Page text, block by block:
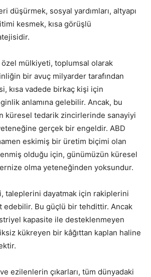
düşürmek, sosyal yardımları, altyapı
kesmek, kısa görüşlü
özel mülkiyeti, toplumsal olarak
bir avuç milyarder tarafından
kısa vadede birkaç kişi için
anlamına gelebilir. Ancak, bu
küresel tedarik zincirlerinde sanayiyi
gerçek bir engeldir. ABD
eskimiş bir üretim biçimi olan
olduğu için, günümüzün küresel
olma yeteneğinden yoksundur.
taleplerini dayatmak için rakiplerini
edebilir. Bu güçlü bir tehdittir. Ancak
kapasite ile desteklenmeyen
kükreyen bir kâğıttan kaplan haline
ezilenlerin çıkarları, tüm dünyadaki